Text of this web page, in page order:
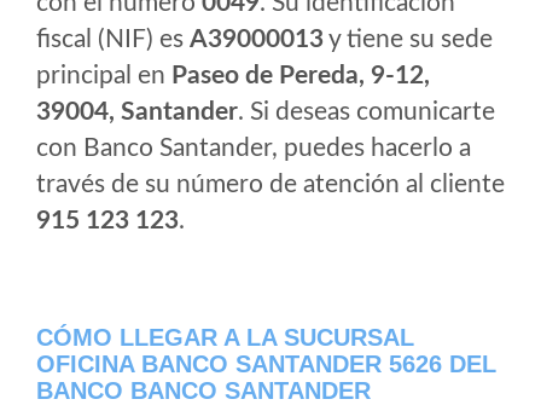
fiscal (NIF) es A39000013y tiene su sede
principal en Paseo de Pereda, 9-12,
39004, Santander. Si deseas comunicarte
con Banco Santander, puedes hacerlo a
través de su número de atención al cliente
915 123 123.
CÓMO LLEGAR A LA SUCURSAL
OFICINA BANCO SANTANDER 5626 DEL
BANCO BANCO SANTANDER